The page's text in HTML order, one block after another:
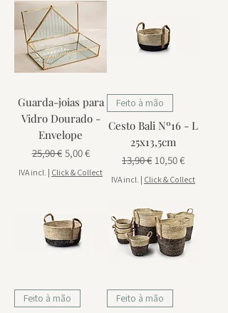
Guarda-joias para
Vidro Dourado -
Envelope
Preço normal
25,90 € Preço promocional
5,00 €
IVA incl. | Click & Collect
Feito à mão
Cesto Bali Nº16 - L
25x13,5cm
Preço normal
13,90 € Preço
10,50 €
IVA incl. | Click & Collect
Feito à mão Feito à mão